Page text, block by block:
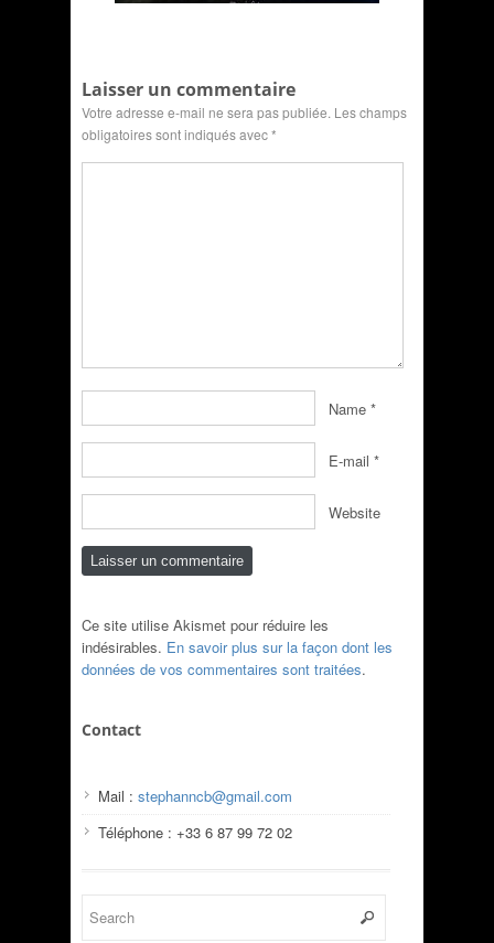
Laisser un commentaire
Votre adresse e-mail ne sera pas publiée. Les champs
obligatoires sont indiqués avec*
Name *
E-mail *
Website
Ce site utilise Akismet pour réduire les
indésirables. En savoir plus sur la façon dont les
données de vos commentaires sont traitées.
Contact
Mail : stephanncb@gmail.com
Téléphone : +33 6 87 99 72 02